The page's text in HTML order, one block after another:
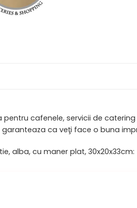
cafenele, servicii de
ca veţi face o buna
alba, cu maner plat, 30x20x33cm: